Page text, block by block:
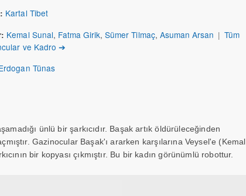
Kartal Tibet
Kemal Sunal, Fatma Girik,Sümer Tilmaç, Asuman Arsan | Tüm
ve Kadro ➔
Tünas
ünlü bir şarkıcıdır. Başak artık öldürüleceğinden
Gazinocular Başak'ı ararken karşılarına Veysel'e (Kemal
bir kopyası çıkmıştır. Bu bir kadın görünümlü robottur.